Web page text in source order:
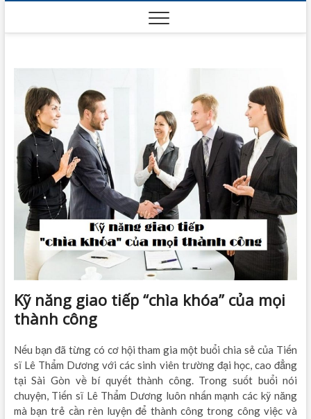
content
Kỹ năng giao tiếp “chìa khóa” của mọi
thành công
Nếu bạn đã từng có cơ hội tham gia một buổi chia sẻ của Tiến
sĩ Lê Thẩm Dương với các sinh viên trường đại học, cao đẳng
tại Sài Gòn về bí quyết thành công. Trong suốt buổi nói
chuyện, Tiến sĩ Lê Thẩm Dương luôn nhấn mạnh các kỹ năng
mà bạn trẻ cần rèn luyện để thành công trong công việc và